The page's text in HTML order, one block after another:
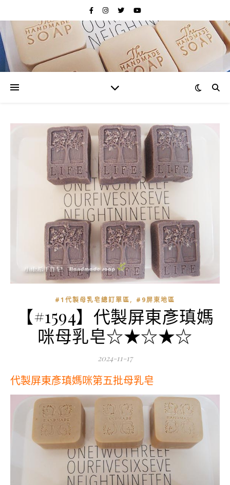
#1代製母乳皂總訂單區, #9屏東地區
【#1594】代製屏東彥瑱媽
咪母乳皂☆★☆★☆
2024-11-17
代製屏東彥瑱媽咪第五批母乳皂